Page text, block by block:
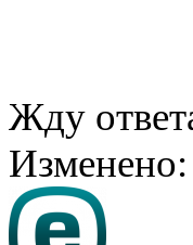
Жду
Изменено: